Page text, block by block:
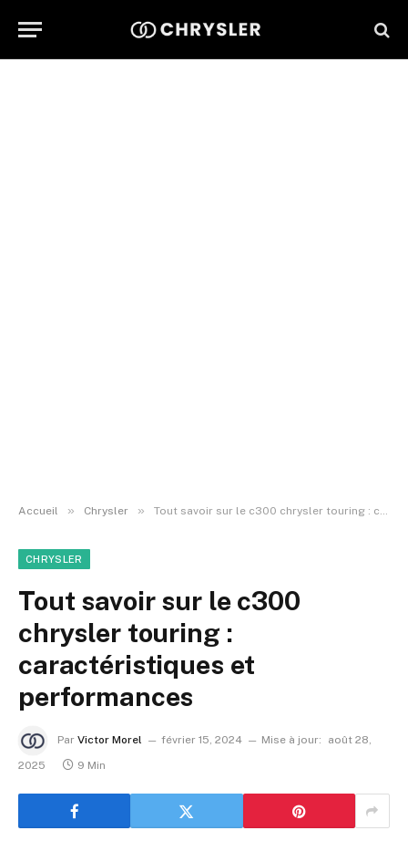
Accueil » Chrysler » Tout savoir sur le c300 chrysler touring : caractéristiques et performances
CHRYSLER
Tout savoir sur le c300
chrysler touring :
caractéristiques et
performances
Par Victor Morel février 15, 2024 Mise à jour:
août 28,
2025
9 Min